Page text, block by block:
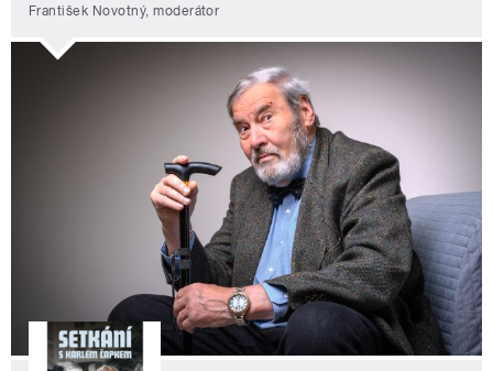
František Novotný, moderátor